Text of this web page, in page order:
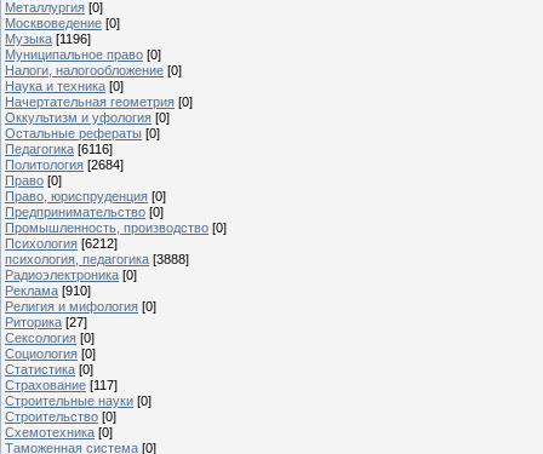
Металлургия [0]
Москвоведение [0]
Музыка [1196]
Муниципальное право [0]
Налоги, налогообложение [0]
Наука и техника [0]
Начертательная геометрия [0]
Оккультизм и уфология [0]
Остальные рефераты [0]
Педагогика [6116]
Политология [2684]
Право [0]
Право, юриспруденция [0]
Предпринимательство [0]
Промышленность, производство [0]
Психология [6212]
психология, педагогика [3888]
Радиоэлектроника [0]
Реклама [910]
Религия и мифология [0]
Риторика [27]
Сексология [0]
Социология [0]
Статистика [0]
Страхование [117]
Строительные науки [0]
Строительство [0]
Схемотехника [0]
Таможенная система [0]